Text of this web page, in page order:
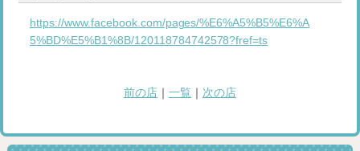
https://www.facebook.com/pages/%E6%A5%B5%E6%A
5%BD%E5%B1%8B/120118784742578?fref=ts
前の店 ｜一覧 ｜ 次の店